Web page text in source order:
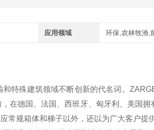
应用领域 环保,农林牧渔,
殊建筑领域不断创新的代名词。
在德国、法国、西班牙、匈牙利、美国
常规箱体和梯子以外，还以为广大客户提